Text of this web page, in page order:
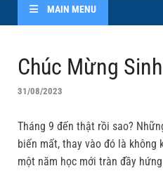
MAIN MENU
Chúc Mừng
31/08/2023
Tháng 9 đến thật rồi sao?
biến mất, thay vào đó là không
một năm học mới tràn đầy